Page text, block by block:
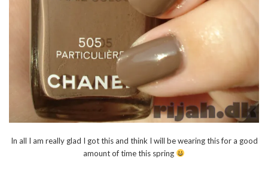
In all I am really glad I got this and think I will be wearing this for a good
amount of time this spring